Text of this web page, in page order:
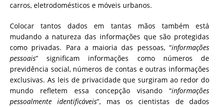
carros, eletrodomésticos e móveis urbanos.
Colocar tantos dados em tantas mãos também está
mudando a natureza das informações que são protegidas
como privadas. Para a maioria das pessoas, “informações
pessoais” significam informações como números de
previdência social, números de contas e outras informações
exclusivas. As leis de privacidade que surgiram ao redor do
mundo refletem essa concepção visando “informações
pessoalmente identificáveis”, mas os cientistas de dados